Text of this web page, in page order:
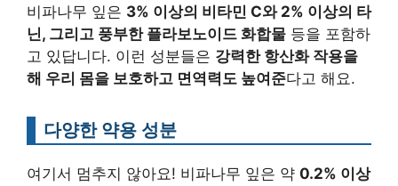
비파나무 잎은 3% 이상의 비타민 C와 2% 이상의 타
닌, 그리고 풍부한 플라보노이드 화합물 등을 포함하
고 있답니다. 이런 성분들은 강력한 항산화 작용을
해 우리 몸을 보호하고 면역력도 높여준다고 해요.
다양한 약용 성분
여기서 멈추지 않아요! 비파나무 잎은 약 0.2% 이상